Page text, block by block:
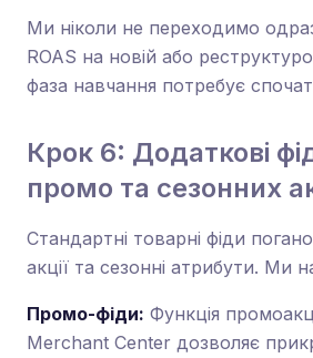
Ми ніколи не переходимо
ROAS на новій або
фаза навчання потребує
Крок 6: Додаткові
промо та сезонних
Стандартні товарні фіди
акції та сезонні атрибути. Ми
Промо-фіди: Функція
Merchant Center дозволяє